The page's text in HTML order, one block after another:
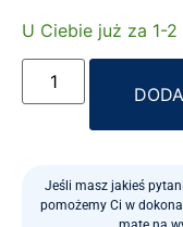
U Ciebie już za 1-
Jeśli masz jakieś
pomożemy Ci w